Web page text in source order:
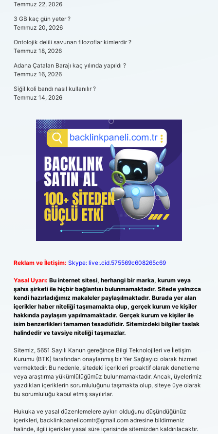
Temmuz 22, 2026
3 GB kaç gün yeter ?
Temmuz 20, 2026
Ontolojik delili savunan filozoflar kimlerdir ?
Temmuz 18, 2026
Adana Çatalan Barajı kaç yılında yapıldı ?
Temmuz 16, 2026
Siğil koli bandı nasıl kullanılır ?
Temmuz 14, 2026
Reklam ve İletişim: Skype: live:.cid.575569c608265c69
Yasal Uyarı: Bu internet sitesi, herhangi bir marka, kurum veya
şahıs şirketi ile hiçbir bağlantısı bulunmamaktadır. Sitede yalnızca
kendi hazırladığımız makaleler paylaşılmaktadır. Burada yer alan
içerikler haber niteliği taşımamakta olup, gerçek kurum ve kişiler
hakkında paylaşım yapılmamaktadır. Gerçek kurum ve kişiler ile
isim benzerlikleri tamamen tesadüfidir. Sitemizdeki bilgiler taslak
halindedir ve tavsiye niteliği taşımazlar.
Sitemiz, 5651 Sayılı Kanun gereğince Bilgi Teknolojileri ve İletişim
Kurumu (BTK) tarafından onaylanmış bir Yer Sağlayıcı olarak hizmet
vermektedir. Bu nedenle, sitedeki içerikleri proaktif olarak denetleme
veya araştırma yükümlülüğümüz bulunmamaktadır. Ancak, üyelerimiz
yazdıkları içeriklerin sorumluluğunu taşımakta olup, siteye üye olarak
bu sorumluluğu kabul etmiş sayılırlar.
Hukuka ve yasal düzenlemelere aykırı olduğunu düşündüğünüz
içerikleri, backlinkpanelicomtr@gmail.com adresine bildirmeniz
halinde, ilgili içerikler yasal süre içerisinde sitemizden kaldırılacaktır.